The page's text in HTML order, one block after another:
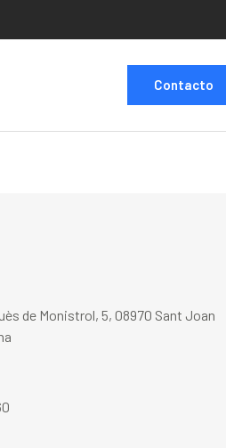
Contacto
de Monistrol, 5, 08970 Sant Joan